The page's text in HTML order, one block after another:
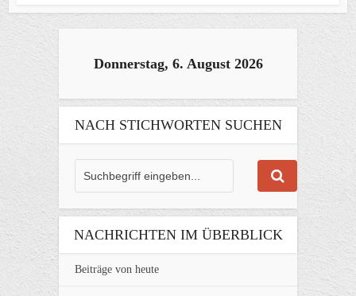
Donnerstag, 6. August 2026
NACH STICHWORTEN SUCHEN
NACHRICHTEN IM ÜBERBLICK
Beiträge von heute